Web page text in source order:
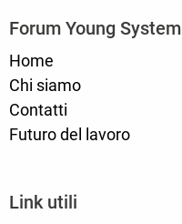
Forum Young System
Home
Chi siamo
Contatti
Futuro del lavoro
Link utili